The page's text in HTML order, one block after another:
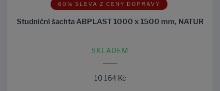
60% SLEVA Z CENY DOPRAVY
Studniční šachta ABPLAST 1000 x 1500 mm, NATUR
SKLADEM
10 164 Kč